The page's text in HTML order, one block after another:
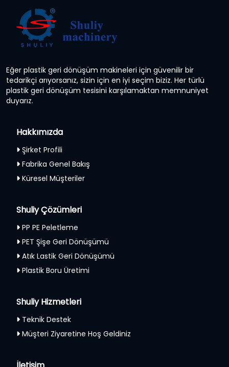
Eğer plastik geri dönüşüm makineleri için güvenilir bir
tedarikçi arıyorsanız, sizin için en iyi seçim biziz. Her türlü
plastik geri dönüşüm tesisini karşılamaktan memnuniyet
duyarız.
Hakkımızda
Şirket Profili
Fabrika Genel Bakış
Küresel Müşteriler
Shuliy Çözümleri
PP PE Peletleme
PET Şişe Geri Dönüşümü
Atık Lastik Geri Dönüşümü
Plastik Boru Üretimi
Shuliy Hizmetleri
Teknik Destek
Müşteri Ziyaretine Hoş Geldiniz